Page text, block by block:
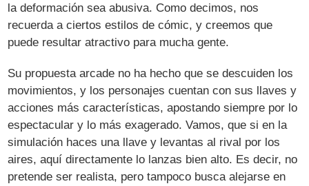
la deformación sea abusiva. Como decimos, nos
recuerda a ciertos estilos de cómic, y creemos que
puede resultar atractivo para mucha gente.
Su propuesta arcade no ha hecho que se descuiden los
movimientos, y los personajes cuentan con sus llaves y
acciones más características, apostando siempre por lo
espectacular y lo más exagerado. Vamos, que si en la
simulación haces una llave y levantas al rival por los
aires, aquí directamente lo lanzas bien alto. Es decir, no
pretende ser realista, pero tampoco busca alejarse en